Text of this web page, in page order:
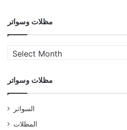
مظلات وسواتر
مظلات
وسواتر
مظلات وسواتر
السواتر
المظلات